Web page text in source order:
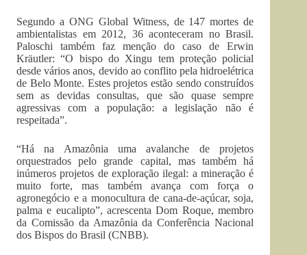
Segundo a ONG Global Witness, de 147 mortes de
ambientalistas em 2012, 36 aconteceram no Brasil.
Paloschi também faz menção do caso de Erwin
Kräutler: “O bispo do Xingu tem proteção policial
desde vários anos, devido ao conflito pela hidroelétrica
de Belo Monte. Estes projetos estão sendo construídos
sem as devidas consultas, que são quase sempre
agressivas com a população: a legislação não é
respeitada”.
“Há na Amazônia uma avalanche de projetos
orquestrados pelo grande capital, mas também há
inúmeros projetos de exploração ilegal: a mineração é
muito forte, mas também avança com força o
agronegócio e a monocultura de cana-de-açúcar, soja,
palma e eucalipto”, acrescenta Dom Roque, membro
da Comissão da Amazônia da Conferência Nacional
dos Bispos do Brasil (CNBB).